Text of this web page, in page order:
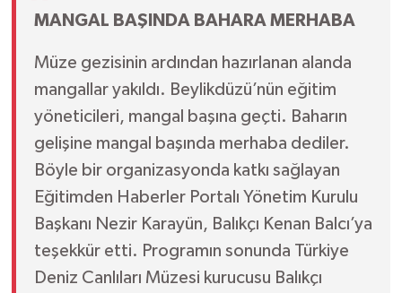
MANGAL BAŞINDA BAHARA MERHABA
Müze gezisinin ardından hazırlanan alanda
mangallar yakıldı. Beylikdüzü’nün eğitim
yöneticileri, mangal başına geçti. Baharın
gelişine mangal başında merhaba dediler.
Böyle bir organizasyonda katkı sağlayan
Eğitimden Haberler Portalı Yönetim Kurulu
Başkanı Nezir Karayün, Balıkçı Kenan Balcı’ya
teşekkür etti. Programın sonunda Türkiye
Deniz Canlıları Müzesi kurucusu Balıkçı